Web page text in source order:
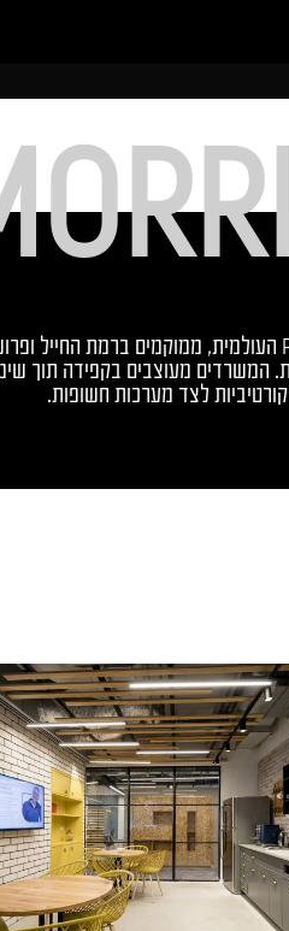
העולמית, ממוקמים ברמת החייל
קומות. המשרדים מעוצבים בקפידה תוך
לצד מערכות חשופות.